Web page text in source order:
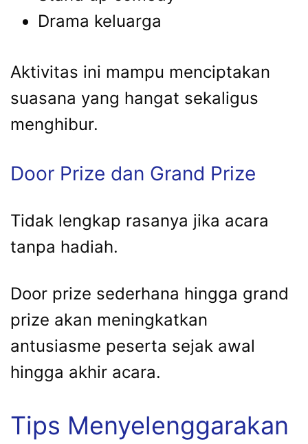
Drama keluarga
Aktivitas ini mampu menciptakan
suasana yang hangat sekaligus
menghibur.
Door Prize dan Grand Prize
Tidak lengkap rasanya jika acara
tanpa hadiah.
Door prize sederhana hingga grand
prize akan meningkatkan
antusiasme peserta sejak awal
hingga akhir acara.
Tips Menyelenggarakan